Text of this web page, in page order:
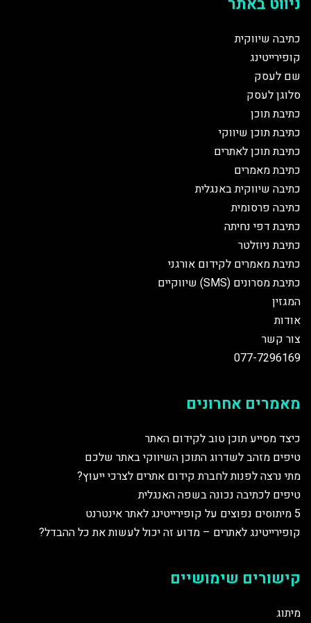
כתיבה שיווקית
קופירייטינג
שם לעסק
סלוגן לעסק
כתיבת תוכן
כתיבת תוכן שיווקי
כתיבת תוכן לאתרים
כתיבת מאמרים
כתיבה שיווקית באנגלית
כתיבה פרסומית
כתיבת דפי נחיתה
כתיבת ניוזלטר
כתיבת מאמרים לקידום אורגני
כתיבת מסרונים (SMS) שיווקיים
המגזין
אודות
צור קשר
077-7296169
מאמרים אחרונים
כיצד מסייע תוכן טוב לקידום האתר
טיפים מזהב לשדרוג התוכן השיווקי באתר שלכם
מתי נרצה לפנות לחברת קידום אתרים לצרכי ייעוץ?
טיפים לכתיבה נכונה בשפה האנגלית
5 מיתוסים נפוצים על קופירייטינג לאתר אינטרנט
קופירייטינג לאתרים – מדוע זה יכול לעשות את כל ההבדל?
קישורים שימושיים
מיתוג